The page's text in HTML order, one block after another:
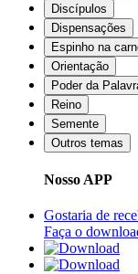
Discípulos
Dispensações
Espinho na
Orientação
Poder da
Reino
Semente
Outros temas
Nosso APP
Gostaria de
Faça o